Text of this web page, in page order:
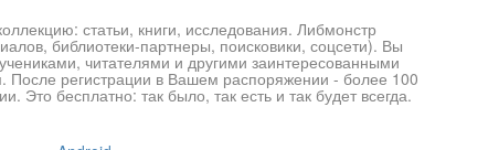
статьи, книги, исследования. Либмонстр
библиотеки-партнеры, поисковики, соцсети). Вы
читателями и другими заинтересованными
После регистрации в Вашем распоряжении - более 100
Это бесплатно: так было, так есть и так будет всегда.